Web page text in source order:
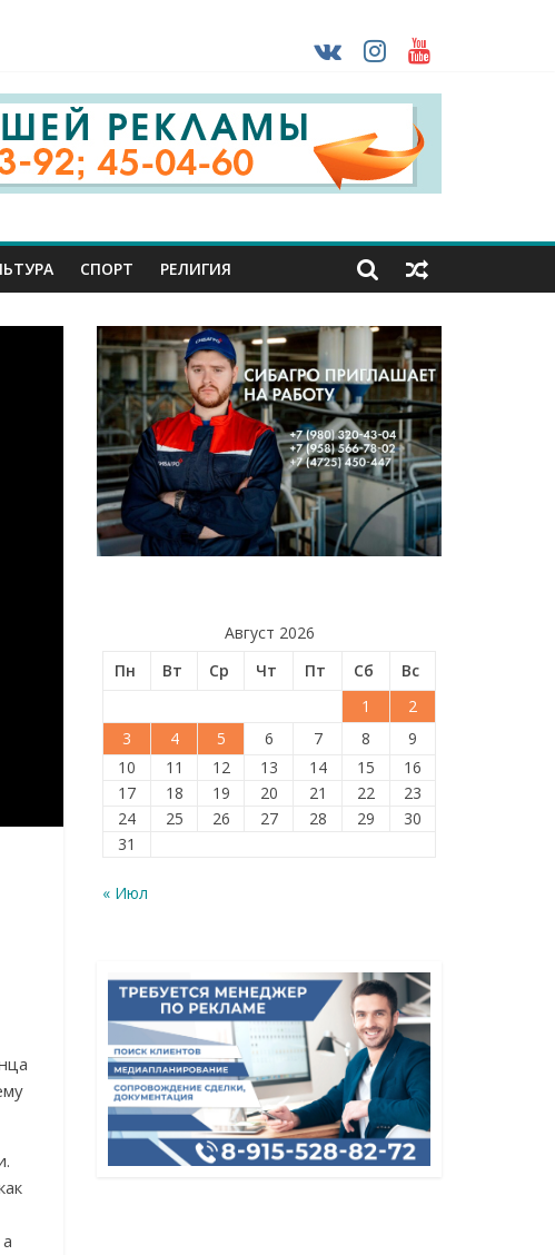
страны проходят практику в Старом Осколе
СПОРТ РЕЛИГИЯ
Август 2026
Пн
Вт Ср Чт Пт Сб
Вс
1
2
3
4 5 6 7 8
9
10
11 12 13 14 15
16
17
18 19 20 21 22
23
24
25 26 27 28 29
30
31
« Июл